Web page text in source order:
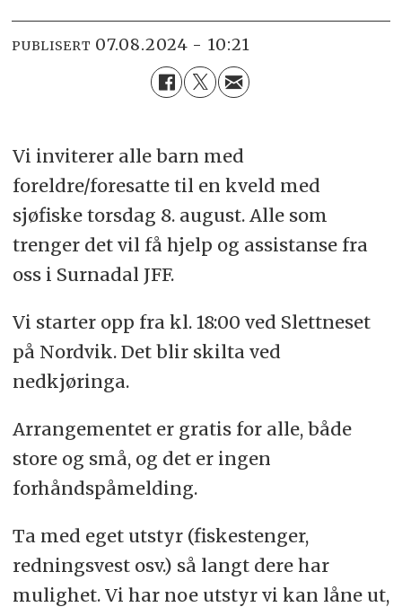
PUBLISERT 07.08.2024 - 10:21
Vi inviterer alle barn med
foreldre/foresatte til en kveld med
sjøfiske torsdag 8. august. Alle som
trenger det vil få hjelp og assistanse fra
oss i Surnadal JFF.
Vi starter opp fra kl. 18:00 ved Slettneset
på Nordvik. Det blir skilta ved
nedkjøringa.
Arrangementet er gratis for alle, både
store og små, og det er ingen
forhåndspåmelding.
Ta med eget utstyr (fiskestenger,
redningsvest osv.) så langt dere har
mulighet. Vi har noe utstyr vi kan låne ut,